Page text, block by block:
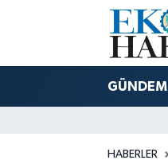
GÜNDEM
HABERLER
Hava Durumu